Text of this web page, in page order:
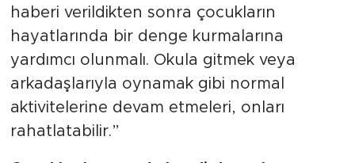
ve dürüstçe cevap vermek gerekir. Vefat
haberi verildikten sonra çocukların
hayatlarında bir denge kurmalarına
yardımcı olunmalı. Okula gitmek veya
arkadaşlarıyla oynamak gibi normal
aktivitelerine devam etmeleri, onları